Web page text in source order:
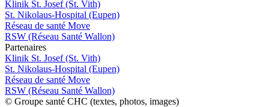
Klinik St. Josef (St. Vith)
St. Nikolaus-Hospital (Eupen)
Réseau de santé Move
RSW (Réseau Santé Wallon)
Partenaires
Klinik St. Josef (St. Vith)
St. Nikolaus-Hospital (Eupen)
Réseau de santé Move
RSW (Réseau Santé Wallon)
© Groupe santé CHC (textes, photos, images)